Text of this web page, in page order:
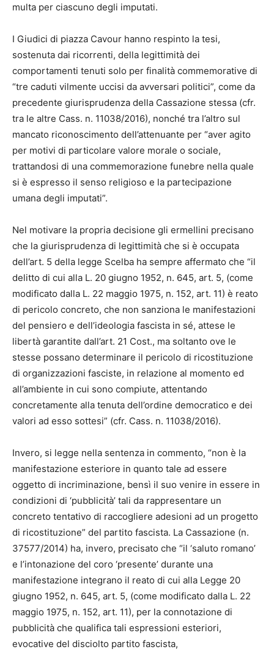
multa per ciascuno degli imputati.
I Giudici di piazza Cavour hanno respinto la tesi,
sostenuta dai ricorrenti, della legittimità dei
comportamenti tenuti solo per finalità commemorative di
“tre caduti vilmente uccisi da avversari politici”, come da
precedente giurisprudenza della Cassazione stessa (cfr.
tra le altre Cass. n. 11038/2016), nonché tra l’altro sul
mancato riconoscimento dell’attenuante per “aver agito
per motivi di particolare valore morale o sociale,
trattandosi di una commemorazione funebre nella quale
si è espresso il senso religioso e la partecipazione
umana degli imputati”.
Nel motivare la propria decisione gli ermellini precisano
che la giurisprudenza di legittimità che si è occupata
dell’art. 5 della legge Scelba ha sempre affermato che “il
delitto di cui alla L. 20 giugno 1952, n. 645, art. 5, (come
modificato dalla L. 22 maggio 1975, n. 152, art. 11) è reato
di pericolo concreto, che non sanziona le manifestazioni
del pensiero e dell’ideologia fascista in sé, attese le
libertà garantite dall’art. 21 Cost., ma soltanto ove le
stesse possano determinare il pericolo di ricostituzione
di organizzazioni fasciste, in relazione al momento ed
all’ambiente in cui sono compiute, attentando
concretamente alla tenuta dell’ordine democratico e dei
valori ad esso sottesi” (cfr. Cass. n. 11038/2016).
Invero, si legge nella sentenza in commento, “non è la
manifestazione esteriore in quanto tale ad essere
oggetto di incriminazione, bensì il suo venire in essere in
condizioni di ‘pubblicità’ tali da rappresentare un
concreto tentativo di raccogliere adesioni ad un progetto
di ricostituzione” del partito fascista. La Cassazione (n.
37577/2014) ha, invero, precisato che “il ‘saluto romano’
e l’intonazione del coro ‘presente’ durante una
manifestazione integrano il reato di cui alla Legge 20
giugno 1952, n. 645, art. 5, (come modificato dalla L. 22
maggio 1975, n. 152, art. 11), per la connotazione di
pubblicità che qualifica tali espressioni esteriori,
evocative del disciolto partito fascista,